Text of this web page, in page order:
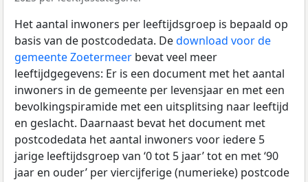
Het aantal inwoners per leeftijdsgroep is bepaald op
basis van de postcodedata. Dedownload voor de
gemeente Zoetermeer bevat veel meer
leeftijdgegevens: Er is een document met het aantal
inwoners in de gemeente per levensjaar en met een
bevolkingspiramide met een uitsplitsing naar leeftijd
en geslacht. Daarnaast bevat het document met
postcodedata het aantal inwoners voor iedere 5
jarige leeftijdsgroep van ‘0 tot 5 jaar’ tot en met ‘90
jaar en ouder’ per viercijferige (numerieke) postcode